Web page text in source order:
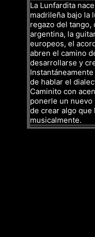
La Lunfardita
madrileña bajo la
regazo del tango,
argentina, la
europeos, el
abren el camino
desarrollarse y
de hablar el
Caminito con
ponerle un nuevo
de crear algo
musicalmente.